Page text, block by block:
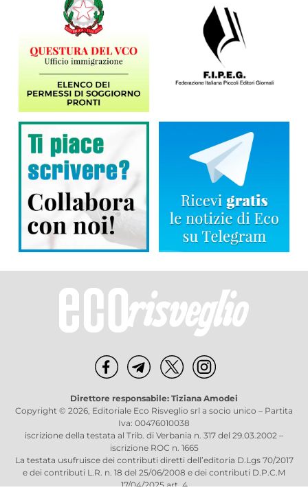
Direttore responsabile: Tiziana Amodei
Copyright © 2026, Editoriale Eco Risveglio srl a socio unico – Partita
Iva: 00476010038
iscrizione della testata al Trib. di Verbania n. 317 del 29.03.2002 –
iscrizione ROC n. 1665
La testata usufruisce dei contributi diretti dell’editoria D.Lgs 70/2017
e dei contributi L.R. n. 18 del 25/06/2008 e dei contributi D.P.C.M
17/04/2025 art. 4